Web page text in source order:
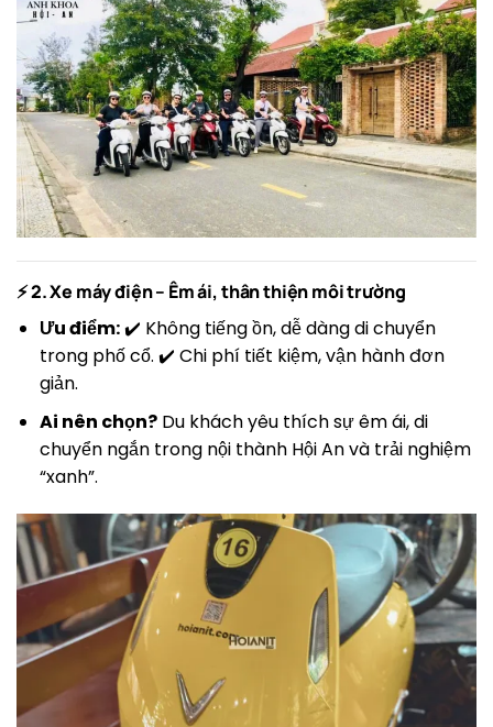
⚡ 2. Xe máy điện – Êm ái, thân thiện môi trường
Ưu điểm:✔️ Không tiếng ồn, dễ dàng di chuyển
trong phố cổ. ✔️ Chi phí tiết kiệm, vận hành đơn
giản.
Ai nên chọn?Du khách yêu thích sự êm ái, di
chuyển ngắn trong nội thành Hội An và trải nghiệm
“xanh”.